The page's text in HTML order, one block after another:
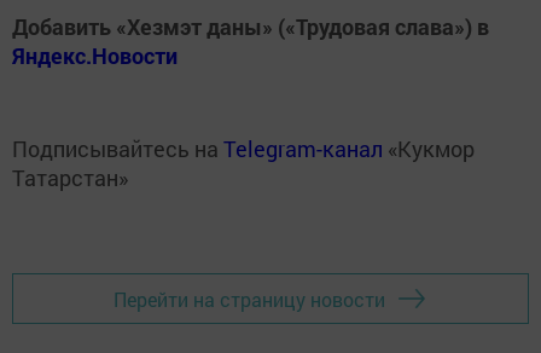
Добавить «Хезмэт даны» («Трудовая слава») в
Яндекс.Новости
Подписывайтесь на Telegram-канал «Кукмор
Татарстан»
Перейти на страницу новости